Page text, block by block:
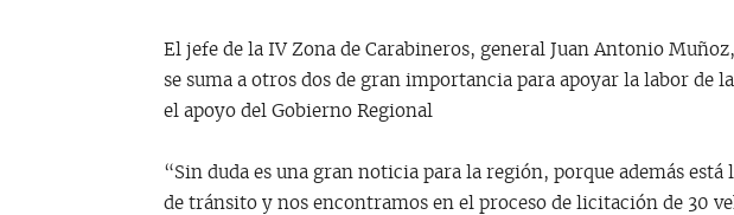
El jefe de la IV Zona de Carabineros, general Juan Antonio
se suma a otros dos de gran importancia para apoyar la labor de
el apoyo del Gobierno Regional
“Sin duda es una gran noticia para la región, porque además está
de tránsito y nos encontramos en el proceso de licitación de 30